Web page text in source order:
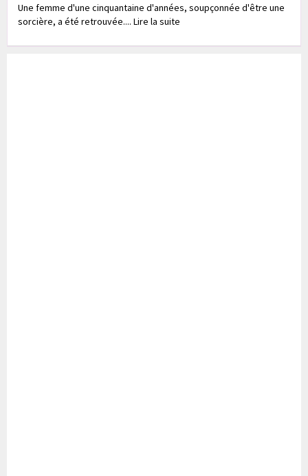
Une femme d'une cinquantaine d'années, soupçonnée d'être une
sorcière, a été retrouvée.... Lire la suite